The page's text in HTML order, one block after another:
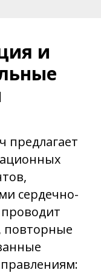
и
предлагает
сердечно-
повторные